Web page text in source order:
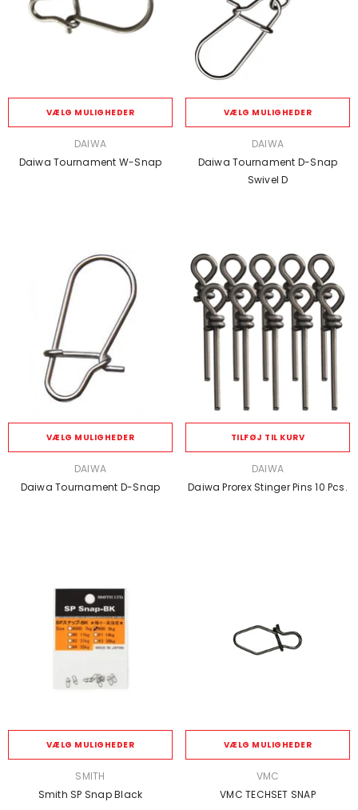
VÆLG MULIGHEDER
DAIWA
Daiwa Tournament W-Snap
VÆLG MULIGHEDER
DAIWA
Daiwa Tournament D-Snap
Swivel D
VÆLG MULIGHEDER
DAIWA
Daiwa Tournament D-Snap
TILFØJ TIL KURV
DAIWA
Daiwa Prorex Stinger Pins 10 Pcs.
VÆLG MULIGHEDER
SMITH
Smith SP Snap Black
VÆLG MULIGHEDER
VMC
VMC TECHSET SNAP